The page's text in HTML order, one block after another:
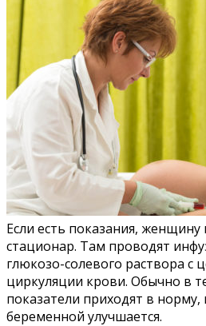
Если есть показания, женщину
стационар. Там проводят
глюкозо-солевого раствора с
циркуляции крови. Обычно в
показатели приходят в норму,
беременной улучшается.